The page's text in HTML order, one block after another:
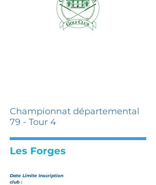
Championnat départemental
79 - Tour 4
Les Forges
Date Limite Inscription
club :